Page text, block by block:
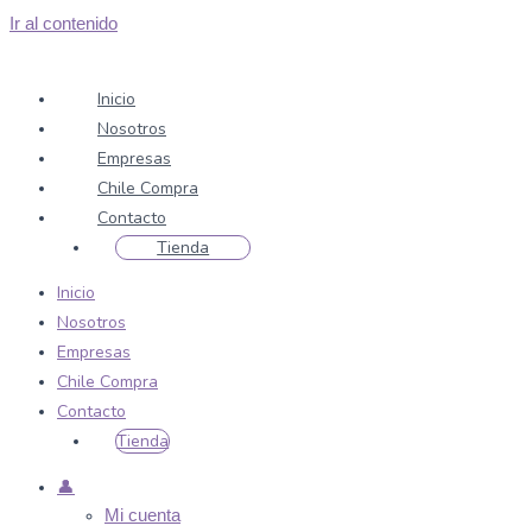
Ir al contenido
Inicio
Nosotros
Empresas
Chile Compra
Contacto
Tienda
Inicio
Nosotros
Empresas
Chile Compra
Contacto
Tienda
👤
Mi cuenta